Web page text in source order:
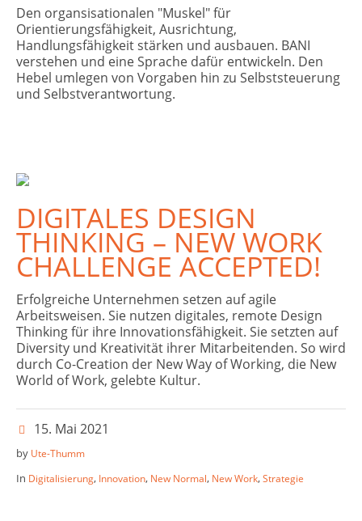
Den organsisationalen "Muskel" für
Orientierungsfähigkeit, Ausrichtung,
Handlungsfähigkeit stärken und ausbauen. BANI
verstehen und eine Sprache dafür entwickeln. Den
Hebel umlegen von Vorgaben hin zu Selbststeuerung
und Selbstverantwortung.
DIGITALES DESIGN
THINKING – NEW WORK
CHALLENGE ACCEPTED!
Erfolgreiche Unternehmen setzen auf agile
Arbeitsweisen. Sie nutzen digitales, remote Design
Thinking für ihre Innovationsfähigkeit. Sie setzten auf
Diversity und Kreativität ihrer Mitarbeitenden. So wird
durch Co-Creation der New Way of Working, die New
World of Work, gelebte Kultur.
15. Mai 2021
by Ute-Thumm
In Digitalisierung, Innovation, New Normal, New Work,Strategie